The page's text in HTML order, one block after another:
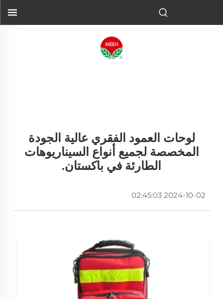
لوحات العمود الفقري عالية الجودة
المخصصة لجميع أنواع السيناريوهات
الطارئة في باكستان.
2024-10-02 02:45:03